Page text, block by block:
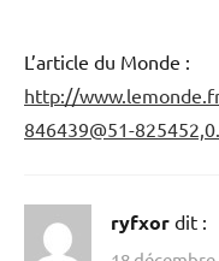
L’article du Monde :
http://
846439@51-
ryfxor dit :